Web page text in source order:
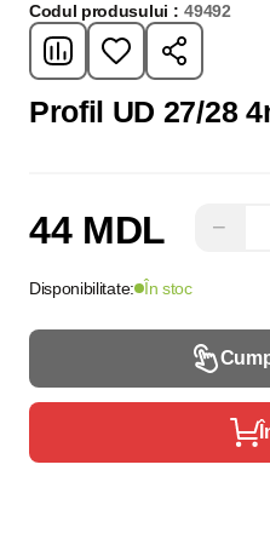
Codul produsului : 49492
Profil UD 27/28
44 MDL −
Disponibilitate: În stoc